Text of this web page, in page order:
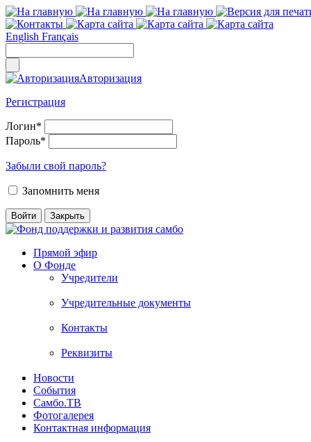
English Français
Авторизация
Регистрация
Логин*
Пароль*
Забыли свой пароль?
Запомнить меня
Прямой эфир
О Фонде
Учредители
Учредительные документы
Контакты
Реквизиты
Новости
События
Самбо.ТВ
Фотогалерея
Контактная информация